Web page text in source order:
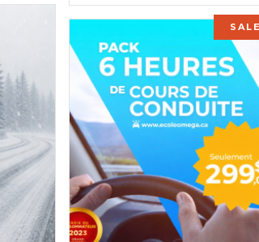
was:
$230.00.
is:
$195.00.